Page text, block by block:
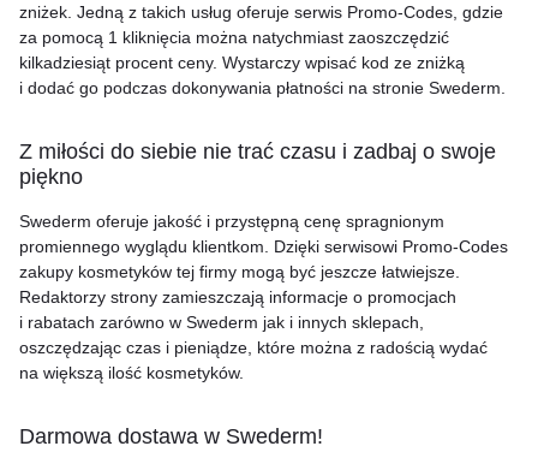
zniżek. Jedną z takich usług oferuje serwis Promo-Codes, gdzie
za pomocą 1 kliknięcia można natychmiast zaoszczędzić
kilkadziesiąt procent ceny. Wystarczy wpisać kod ze zniżką
i dodać go podczas dokonywania płatności na stronie Swederm.
Z miłości do siebie nie trać czasu i zadbaj o swoje
piękno
Swederm oferuje jakość i przystępną cenę spragnionym
promiennego wyglądu klientkom. Dzięki serwisowi Promo-Codes
zakupy kosmetyków tej firmy mogą być jeszcze łatwiejsze.
Redaktorzy strony zamieszczają informacje o promocjach
i rabatach zarówno w Swederm jak i innych sklepach,
oszczędzając czas i pieniądze, które można z radością wydać
na większą ilość kosmetyków.
Darmowa dostawa w Swederm!